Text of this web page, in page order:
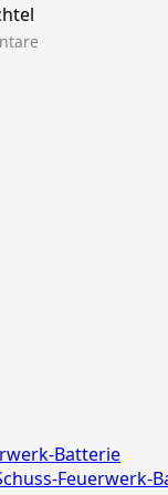
Batterie
Feuerwerk-